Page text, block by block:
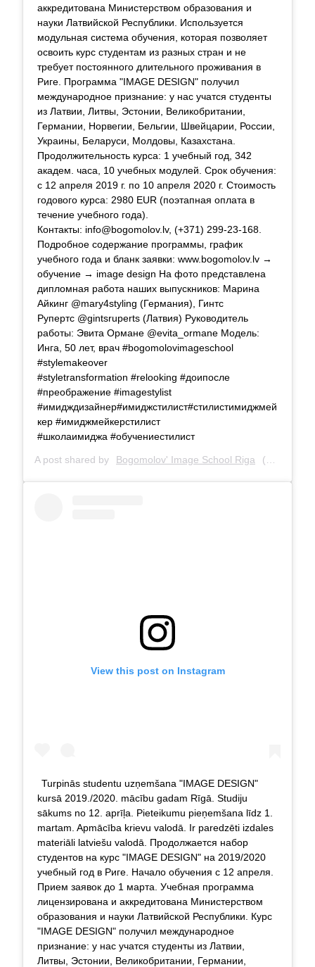
аккредитована Министерством образования и
науки Латвийской Республики. Используется
модульная система обучения, которая позволяет
освоить курс студентам из разных стран и не
требует постоянного длительного проживания в
Риге. Программа "IMAGE DESIGN" получил
международное признание: у нас учатся студенты
из Латвии, Литвы, Эстонии, Великобритании,
Германии, Норвегии, Бельгии, Швейцарии, России,
Украины, Беларуси, Молдовы, Казахстана.
Продолжительность курса: 1 учебный год, 342
академ. часа, 10 учебных модулей. Срок обучения:
с 12 апреля 2019 г. по 10 апреля 2020 г. Стоимость
годового курса: 2980 EUR (поэтапная оплата в
течение учебного года).
Контакты: info@bogomolov.lv, (+371) 299-23-168.
Подробное содержание программы, график
учебного года и бланк заявки: www.bogomolov.lv →
обучение → image design На фото представлена
дипломная работа наших выпускников: Марина
Айкинг @mary4styling (Германия), Гинтс
Рупертс @gintsruperts (Латвия) Руководитель
работы: Эвита Ормане @evita_ormane Модель:
Инга, 50 лет, врач #bogomolovimageschool
#stylemakeover
#styletransformation #relooking #доипосле
#преображение #imagestylist
#имидждизайнер#имиджстилист#стилистимиджмей
кер #имиджмейкерстилист
#школаимиджа #обучениестилист
A post shared by Bogomolov' Image School Riga (@bogomolov_image_school) on
View this post on Instagram
Turpinās studentu uzņemšana "IMAGE DESIGN"
kursā 2019./2020. mācību gadam Rīgā. Studiju
sākums no 12. aprīļa. Pieteikumu pieņemšana līdz 1.
martam. Apmācība krievu valodā. Ir paredzēti izdales
materiāli latviešu valodā. Продолжается набор
студентов на курс "IMAGE DESIGN" на 2019/2020
учебный год в Риге. Начало обучения с 12 апреля.
Прием заявок до 1 марта. Учебная программа
лицензирована и аккредитована Министерством
образования и науки Латвийской Республики. Курс
"IMAGE DESIGN" получил международное
признание: у нас учатся студенты из Латвии,
Литвы, Эстонии, Великобритании, Германии,